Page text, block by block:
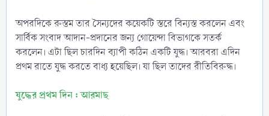
অপরদিকে রুস্তম তার সৈন্যদের কয়েকটি স্তরে বিন্যস্ত করলেন এবং
সার্বিক সংবাদ আদান-প্রদানের জন্য গোয়েন্দা বিভাগকে সতর্ক
করলেন। এটা ছিল চারদিন ব্যাপী কঠিন একটি যুদ্ধ। আরবরা এদিন
প্রথম রাতে যুদ্ধ করতে বাধ্য হয়েছিল। যা ছিল তাদের রীতিবিরুদ্ধ।
যুদ্ধের প্রথম দিন : আরমাছ